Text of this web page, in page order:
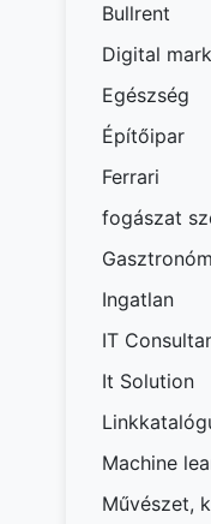
Bullrent
Digital
Egészség
Építőipar
Ferrari
fogászat
Ingatlan
IT
It Solution
Machine
Művészet,